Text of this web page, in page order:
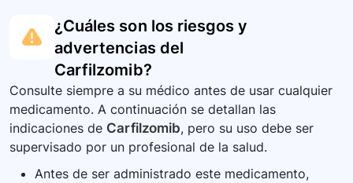
¿Cuáles son los riesgos y
advertencias del
Carfilzomib?
Consulte siempre a su médico antes de usar cualquier
medicamento. A continuación se detallan las
indicaciones de Carfilzomib, pero su uso debe ser
supervisado por un profesional de la salud.
Antes de ser administrado este medicamento,